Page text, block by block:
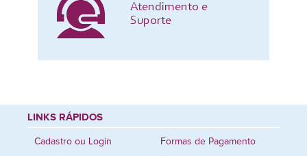
Atendimento e
Suporte
LINKS RÁPIDOS
Cadastro ou Login Formas de Pagamento